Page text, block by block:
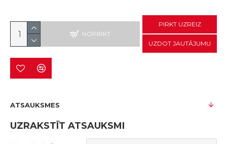
NOPIRKT
PIRKT UZREIZ
UZDOT JAUTĀJUMU
ATSAUKSMES
UZRAKSTĪT ATSAUKSMI